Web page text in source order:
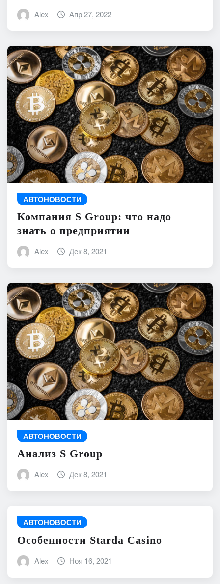
Alex Апр 27, 2022
АВТОНОВОСТИ
Компания S Group: что надо
знать о предприятии
Alex Дек 8, 2021
АВТОНОВОСТИ
Анализ S Group
Alex Дек 8, 2021
АВТОНОВОСТИ
Особенности Starda Сasino
Alex Ноя 16, 2021